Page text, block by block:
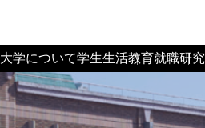
学について学生生活教育就職研究